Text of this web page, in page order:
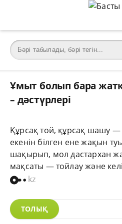
Ұмыт болып бара
– дәстүрлері
Құрсақ той, құрсақ шашу —
екенін білген ене жақын
шақырып, мол дастархан
мақсаты — тойлау және
kz
ТОЛЫҚ